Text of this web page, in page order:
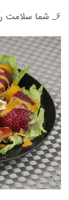
6_ شما سلامت روده تان را بهبود می بخشید: